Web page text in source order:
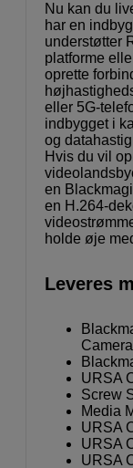
Nu kan du
har en
understøtter
platforme
oprette
eller 5G-
indbygget i
og
Hvis du vil
en
en H.264-
holde øje
Leveres
URSA
Screw
Media
URSA
URSA
URSA